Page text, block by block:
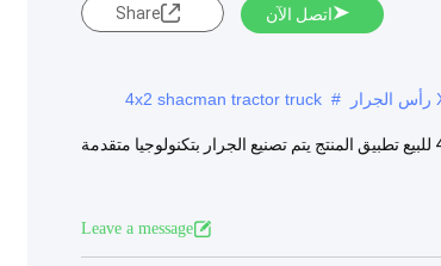
اتصل الآن Share
#
4x2 shacman tractor truck
شاكمان X5000 شاحنة الجرار LHD/RHD شاكمان X5000 شاحنة جرار 6 * 4 شاحنة مقطورة 430HP للبيع تطبيق المنتج يتم تصنيع الجرار بتكنولوجيا متقدمة
Leave a message